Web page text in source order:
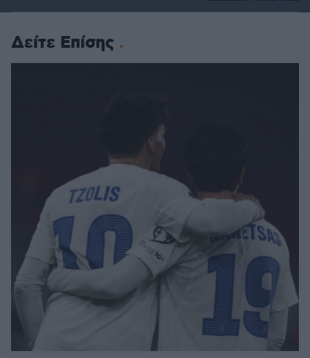
Δείτε Επίσης